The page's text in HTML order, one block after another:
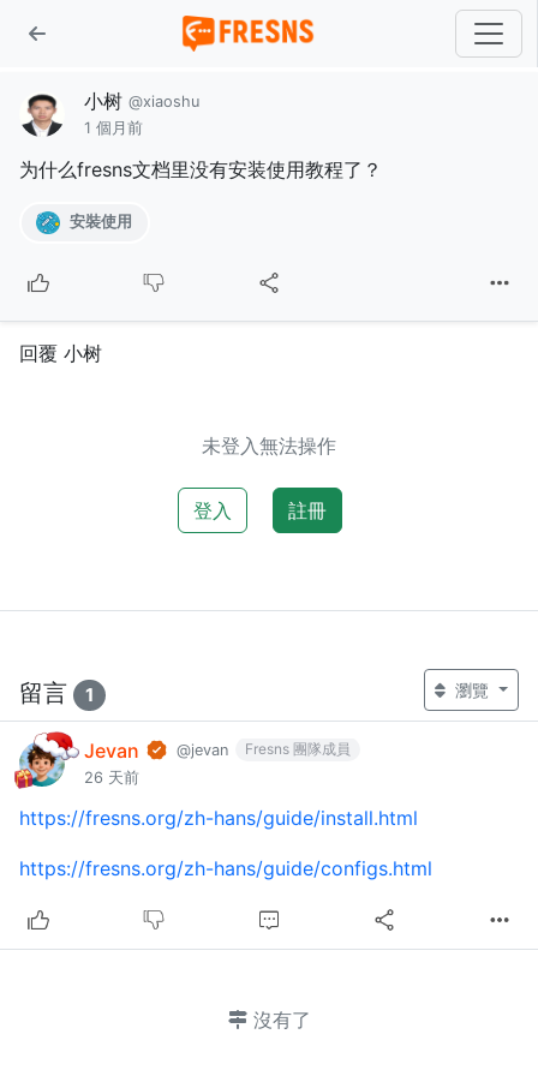
小树 @xiaoshu
1 個月前
为什么fresns文档里没有安装使用教程了？
安裝使用
回覆 小树
未登入無法操作
登入 註冊
留言 1 瀏覽
Jevan @jevan
Fresns 團隊成員
26 天前
https://fresns.org/zh-hans/guide/install.html
https://fresns.org/zh-hans/guide/configs.html
沒有了